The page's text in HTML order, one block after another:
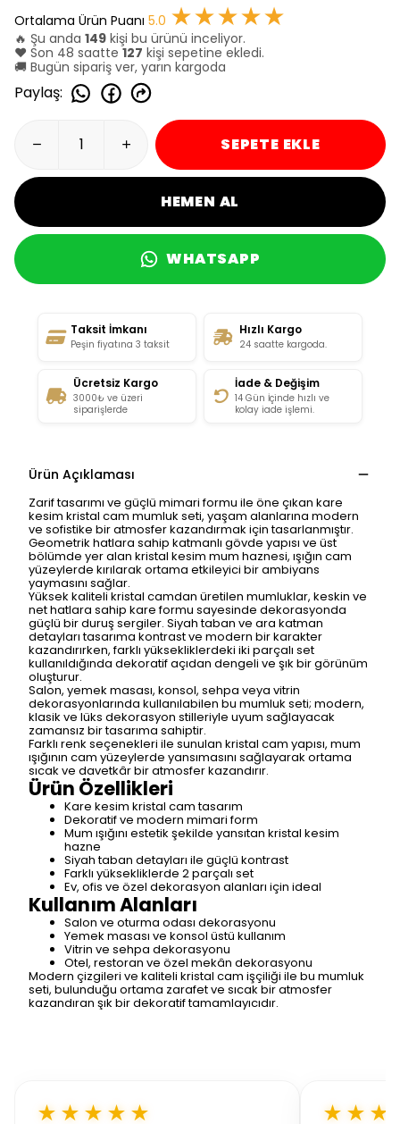
Ortalama Ürün Puanı 5.0 ★★★★★
🔥 Şu anda 149 kişi bu ürünü inceliyor.
❤️ Son 48 saatte127 kişi sepetine ekledi.
🚚 Bugün sipariş ver, yarın kargoda
Paylaş:
SEPETE EKLE
HEMEN AL
WHATSAPP
Taksit İmkanı
Peşin fiyatına 3 taksit
Hızlı Kargo
24 saatte kargoda.
Ücretsiz Kargo
3000₺ ve üzeri
siparişlerde
İade & Değişim
14 Gün İçinde hızlı ve
kolay iade işlemi.
Ürün Açıklaması
Zarif tasarımı ve güçlü mimari formu ile öne çıkan kare
kesim kristal cam mumluk seti, yaşam alanlarına modern
ve sofistike bir atmosfer kazandırmak için tasarlanmıştır.
Geometrik hatlara sahip katmanlı gövde yapısı ve üst
bölümde yer alan kristal kesim mum haznesi, ışığın cam
yüzeylerde kırılarak ortama etkileyici bir ambiyans
yaymasını sağlar.
Yüksek kaliteli kristal camdan üretilen mumluklar, keskin ve
net hatlara sahip kare formu sayesinde dekorasyonda
güçlü bir duruş sergiler. Siyah taban ve ara katman
detayları tasarıma kontrast ve modern bir karakter
kazandırırken, farklı yüksekliklerdeki iki parçalı set
kullanıldığında dekoratif açıdan dengeli ve şık bir görünüm
oluşturur.
Salon, yemek masası, konsol, sehpa veya vitrin
dekorasyonlarında kullanılabilen bu mumluk seti; modern,
klasik ve lüks dekorasyon stilleriyle uyum sağlayacak
zamansız bir tasarıma sahiptir.
Farklı renk seçenekleri ile sunulan kristal cam yapısı, mum
ışığının cam yüzeylerde yansımasını sağlayarak ortama
sıcak ve davetkâr bir atmosfer kazandırır.
Ürün Özellikleri
Kare kesim kristal cam tasarım
Dekoratif ve modern mimari form
Mum ışığını estetik şekilde yansıtan kristal kesim
hazne
Siyah taban detayları ile güçlü kontrast
Farklı yüksekliklerde 2 parçalı set
Ev, ofis ve özel dekorasyon alanları için ideal
Kullanım Alanları
Salon ve oturma odası dekorasyonu
Yemek masası ve konsol üstü kullanım
Vitrin ve sehpa dekorasyonu
Otel, restoran ve özel mekân dekorasyonu
Modern çizgileri ve kaliteli kristal cam işçiliği ile bu mumluk
seti, bulunduğu ortama zarafet ve sıcak bir atmosfer
kazandıran şık bir dekoratif tamamlayıcıdır.
★★★★★